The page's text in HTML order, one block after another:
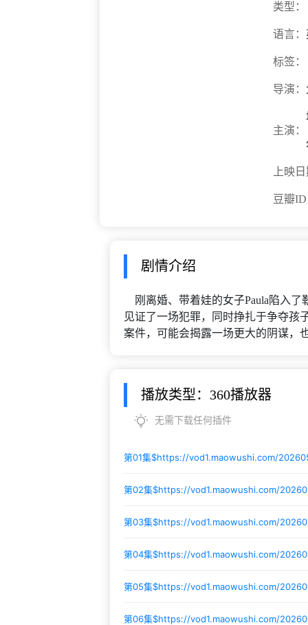
类型：
语言：
标签：
导演：
主演：
上映
豆瓣
剧情介绍
刚离婚、带着娃的女子Paula陷入了
见证了一场犯罪，同时挣扎于争夺孩
案件，可能会揭露一场更大的阴谋，
播放类型：360播放器
无需下载任何插件
第01集$https://vod1.maowushi.com/
第02集$https://vod1.maowushi.com/
第03集$https://vod1.maowushi.com/
第04集$https://vod1.maowushi.com/
第05集$https://vod1.maowushi.com/
第06集$https://vod1.maowushi.com/